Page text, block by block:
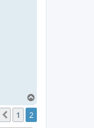
Precedente
1 2